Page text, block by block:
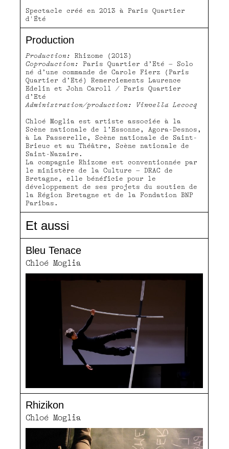
Spectacle créé en 2013 à Paris Quartier
d'Été
Production
Production:
Rhizome (2013)
Coproduction: Paris Quartier d’Eté – Solo
né d’une commande de Carole Fierz (Paris
Quartier d’Eté) Remerciements Laurence
Edelin et John Caroll / Paris Quartier
d’Eté
Administration/production: Vinvella Lecocq
Chloé Moglia est artiste associée à la
Scène nationale de l’Essonne, Agora-Desnos,
à La Passerelle, Scène nationale de Saint-
Brieuc et au Théâtre, Scène nationale de
Saint-Nazaire.
La compagnie Rhizome est conventionnée par
le ministère de la Culture – DRAC de
Bretagne, elle bénéﬁcie pour le
développement de ses projets du soutien de
la Région Bretagne et de la Fondation BNP
Paribas.
Et aussi
Bleu Tenace
Chloé Moglia
Rhizikon
Chloé Moglia